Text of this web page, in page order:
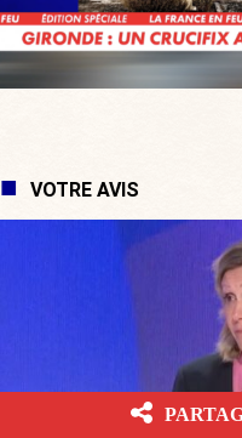
VOTRE AVIS